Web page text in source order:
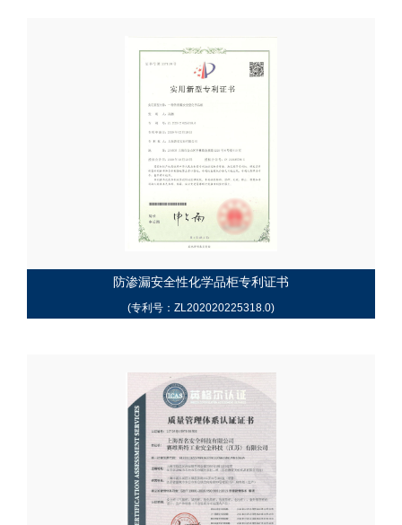
防渗漏安全性化学品柜专利证书
(专利号：ZL202020225318.0)